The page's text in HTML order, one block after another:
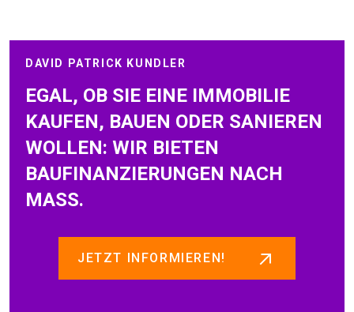
DAVID PATRICK KUNDLER
EGAL, OB SIE EINE IMMOBILIE
KAUFEN, BAUEN ODER SANIEREN
WOLLEN: WIR BIETEN
BAUFINANZIERUNGEN NACH
MASS.
JETZT INFORMIEREN!